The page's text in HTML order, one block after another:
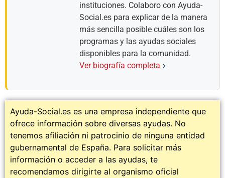
instituciones. Colaboro con Ayuda-
Social.es para explicar de la manera
más sencilla posible cuáles son los
programas y las ayudas sociales
disponibles para la comunidad.
Ver biografía completa
Ayuda-Social.es es una empresa independiente que
ofrece información sobre diversas ayudas. No
tenemos afiliación ni patrocinio de ninguna entidad
gubernamental de España. Para solicitar más
información o acceder a las ayudas, te
recomendamos dirigirte al organismo oficial